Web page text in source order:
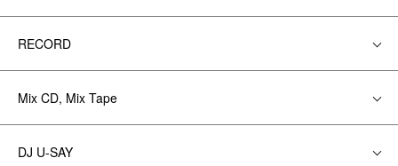
RECORD
Mix CD, Mix Tape
DJ U-SAY